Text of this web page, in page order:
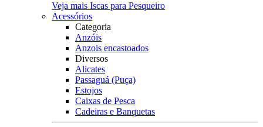
Veja mais Iscas para Pesqueiro
Acessórios
Categoria
Anzóis
Anzois encastoados
Diversos
Alicates
Passaguá (Puça)
Estojos
Caixas de Pesca
Cadeiras e Banquetas